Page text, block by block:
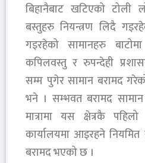
बिहानैबाट खटिएको
बस्तुहरु नियन्त्रण लिदै
गइरहेको सामानहरु
कपिलवस्तु र रुपन्देही
सम्म पुगेर सामान बरामद
भने । सम्भवत बरामद
मात्रामा यस क्षेत्रकै
कार्यालयमा आइरहने
बरामद भएको छ ।